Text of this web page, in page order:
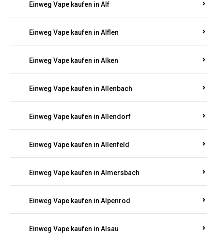
Einweg Vape kaufen in Alf
Einweg Vape kaufen in Alflen
Einweg Vape kaufen in Alken
Einweg Vape kaufen in Allenbach
Einweg Vape kaufen in Allendorf
Einweg Vape kaufen in Allenfeld
Einweg Vape kaufen in Almersbach
Einweg Vape kaufen in Alpenrod
Einweg Vape kaufen in Alsau